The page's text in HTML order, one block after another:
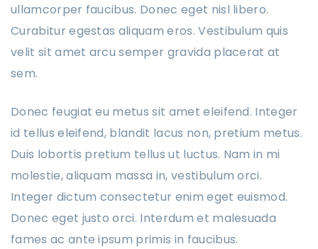
ullamcorper faucibus. Donec eget nisl libero.
Curabitur egestas aliquam eros. Vestibulum quis
velit sit amet arcu semper gravida placerat at
sem.
Donec feugiat eu metus sit amet eleifend. Integer
id tellus eleifend, blandit lacus non, pretium metus.
Duis lobortis pretium tellus ut luctus. Nam in mi
molestie, aliquam massa in, vestibulum orci.
Integer dictum consectetur enim eget euismod.
Donec eget justo orci. Interdum et malesuada
fames ac ante ipsum primis in faucibus.